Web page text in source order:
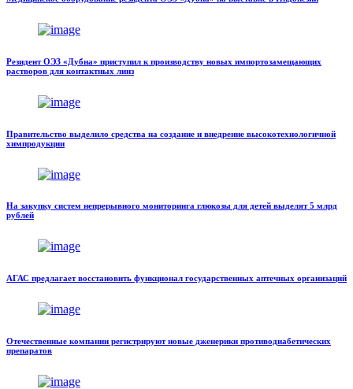
Резидент ОЭЗ «Дубна» приступил к производству новых импортозамещающих
растворов для контактных линз
Правительство выделило средства на создание и внедрение высокотехнологичной
химпродукции
На закупку систем непрерывного мониторинга глюкозы для детей выделят 5 млрд
рублей
АГАС предлагает восстановить функционал государственных аптечных организаций
Отечественные компании регистрируют новые дженерики противодиабетических
препаратов